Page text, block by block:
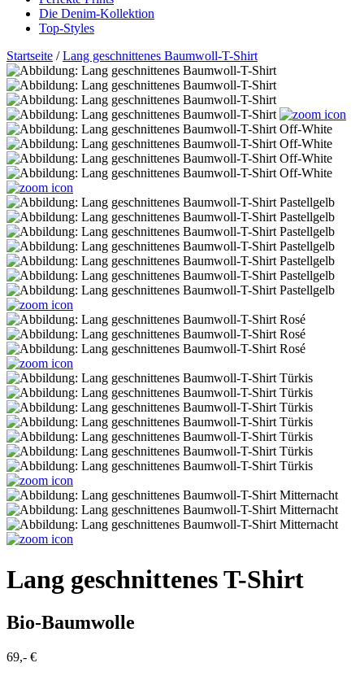
Die Denim-Kollektion
Top-Styles
Startseite /Lang geschnittenes Baumwoll-T-Shirt
Lang geschnittenes T-Shirt
Bio-Baumwolle
69,- €